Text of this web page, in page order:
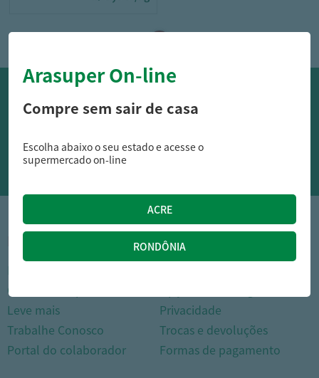
OFERTAS NO WHATSAPP:
Siga nossos canais oficiais de ofertas no Whasapp!
RECEBER OFERTAS
INSTITUCIONAL
Cartão Arasuper
Leve mais
Trabalhe Conosco
Portal do colaborador
DÚVIDAS FREQUENTES
Privacidade
Trocas e devoluções
Formas de pagamento
Arasuper On-line
Compre sem sair de casa
Escolha abaixo o seu estado e acesse o
supermercado on-line